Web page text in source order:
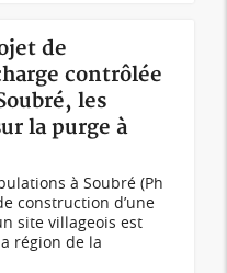
de
contrôlée
les
la purge à
à Soubré (Ph
construction d’une
site villageois est
région de la